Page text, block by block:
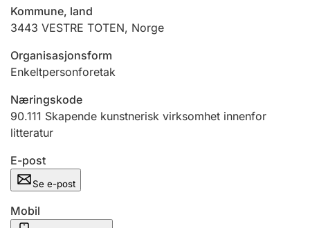
Ektepaktveileder
Offentlig sektor
Andre tema
Kommune, land
3443 VESTRE TOTEN, Norge
Organisasjonsform
Enkeltpersonforetak
Næringskode
90.111 Skapende kunstnerisk virksomhet innenfor
litteratur
E-post
Se e-post
Mobil